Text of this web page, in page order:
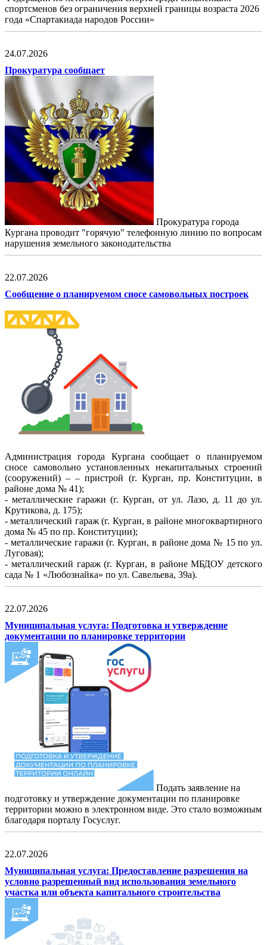
спортсменов без ограничения верхней границы возраста 2026
года «Спартакиада народов России»
24.07.2026
Прокуратура сообщает
Прокуратура города
Кургана проводит "горячую" телефонную линию по вопросам
нарушения земельного законодательства
22.07.2026
Сообщение о планируемом сносе самовольных построек
Администрация города Кургана сообщает о планируемом
сносе самовольно установленных некапитальных строений
(сооружений) – – пристрой (г. Курган, пр. Конституции, в
районе дома № 41);
- металлические гаражи (г. Курган, от ул. Лазо, д. 11 до ул.
Крутикова, д. 175);
- металлический гараж (г. Курган, в районе многоквартирного
дома № 45 по пр. Конституции);
- металлические гаражи (г. Курган, в районе дома № 15 по ул.
Луговая);
- металлический гараж (г. Курган, в районе МБДОУ детского
сада № 1 «Любознайка» по ул. Савельева, 39а).
22.07.2026
Муниципальная услуга: Подготовка и утверждение
документации по планировке территории
Подать заявление на
подготовку и утверждение документации по планировке
территории можно в электронном виде. Это стало возможным
благодаря порталу Госуслуг.
22.07.2026
Муниципальная услуга: Предоставление разрешения на
условно разрешенный вид использования земельного
участка или объекта капитального строительства